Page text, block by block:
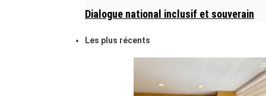
Dialogue national inclusif et souverain
Les plus récents